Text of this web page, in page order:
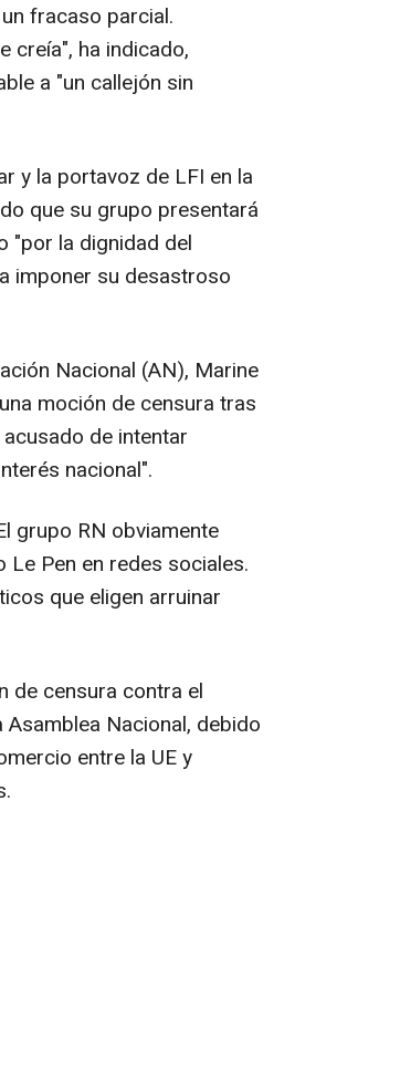
fracaso parcial.
creía", ha indicado,
a "un callejón sin
y la portavoz de LFI en la
que su grupo presentará
"por la dignidad del
imponer su desastroso
Nacional (AN), Marine
moción de censura tras
de intentar
nacional".
grupo RN obviamente
Pen en redes sociales.
que eligen arruinar
de censura contra el
Nacional, debido
entre la UE y